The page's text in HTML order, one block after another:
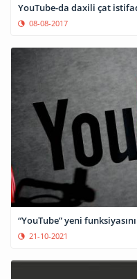
YouTube-da daxili çat
08-08-2017
“YouTube” yeni
21-10-2021